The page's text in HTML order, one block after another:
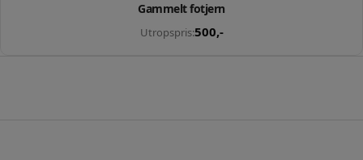
Gammelt fotjern
Utropspris:500,-